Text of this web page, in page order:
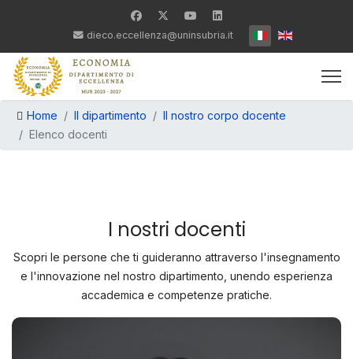
dieco.eccellenza@uninsubria.it Seleziona la tua
Home Il dipartimento
Il nostro corpo docente
Elenco docenti
I nostri docenti
Scopri le persone che ti guideranno attraverso l'insegnamento
e l'innovazione nel nostro dipartimento, unendo esperienza
accademica e competenze pratiche.